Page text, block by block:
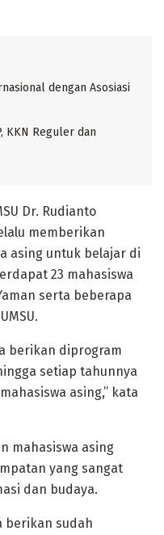
dengan Asosiasi
KKN Reguler dan
Dr. Rudianto
memberikan
asing untuk belajar di
23 mahasiswa
serta beberapa
berikan diprogram
setiap tahunnya
asing,” kata
mahasiswa asing
yang sangat
dan budaya.
berikan sudah